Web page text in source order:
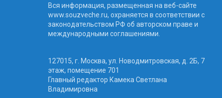
Вся информация, размещенная на веб-сайте
www.souzveche.ru, охраняется в соответствии с
законодательством РФ об авторском праве и
международными соглашениями.
127015, г. Москва, ул. Новодмитровская, д. 2Б, 7
этаж, помещение 701
Главный редактор Камека Светлана
Владимировна